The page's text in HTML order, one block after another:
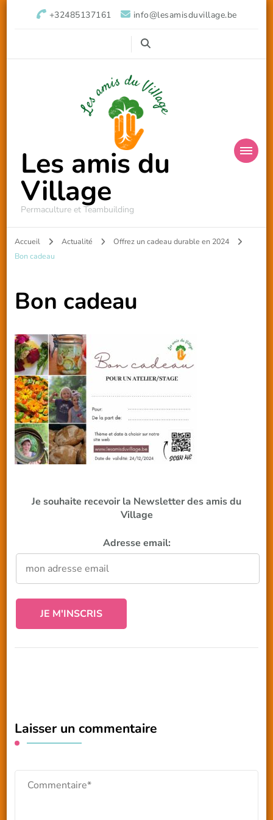
+32485137161 info@lesamisduvillage.be
Les amis du
Village
Permaculture et Teambuilding
Accueil Actualité
Offrez un cadeau durable en 2024
Bon cadeau
Bon cadeau
Je souhaite recevoir la Newsletter des amis du
Village
Adresse email:
Laisser un commentaire